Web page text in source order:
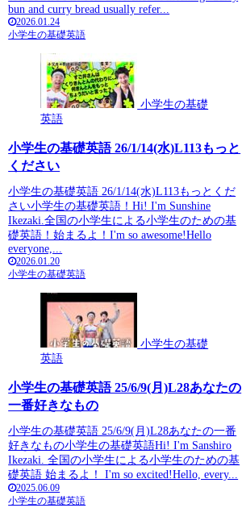
bun and curry bread usually refer...
2026.01.24
小学生の基礎英語
小学生の基礎
英語
小学生の基礎英語 26/1/14(水)L113もっと
ください
小学生の基礎英語 26/1/14(水)L113もっとくだ
さい小学生の基礎英語！Hi! I'm Sunshine
Ikezaki.全国の小学生による小学生のための基
礎英語！始まるよ！I'm so awesome!Hello
everyone,...
2026.01.20
小学生の基礎英語
小学生の基礎
英語
小学生の基礎英語 25/6/9(月)L28あなたの
一番好きなもの
小学生の基礎英語 25/6/9(月)L28あなたの一番
好きなもの小学生の基礎英語Hi! I'm Sanshiro
Ikezaki. 全国の小学生による小学生のための基
礎英語 始まるよ！ I'm so excited!Hello, every...
2025.06.09
小学生の基礎英語